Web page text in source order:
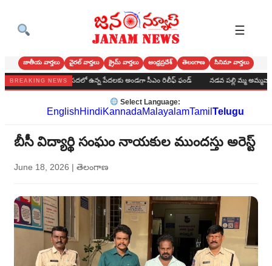
☰
జాతీయ వార్తలు వైరల్ వార్తలు క్రైమ్ వార్తలు ఆంధ్రప్రదేశ్ తెలంగాణ సినిమా వార్తలు
BREAKING NEWS
సారె* ఆపదలో ఉన్న పేదలకు అండగా సీఎం రిలీఫ్ ఫండ్ నడవ పల్లి మ్మ అమ్మవారికి
Select Language:
EnglishHindiKannadaMalayalamTamil Telugu
బీసీ విద్యార్థి సంఘం నాయకుల ముందస్తు అరెస్ట్
June 18, 2026 | తెలంగాణ